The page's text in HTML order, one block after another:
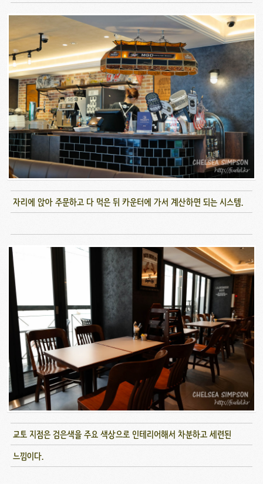
자리에 앉아 주문하고 다 먹은 뒤 카운터에 가서 계산하면 되는 시스템.
교토 지점은 검은색을 주요 색상으로 인테리어해서 차분하고 세련된
느낌이다.